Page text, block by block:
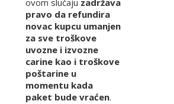
ovom slučaju zadržava
pravo da refundira
novac kupcu umanjen
za sve troškove
uvozne i izvozne
carine kao i troškove
poštarine u
momentu kada
paket bude vraćen.